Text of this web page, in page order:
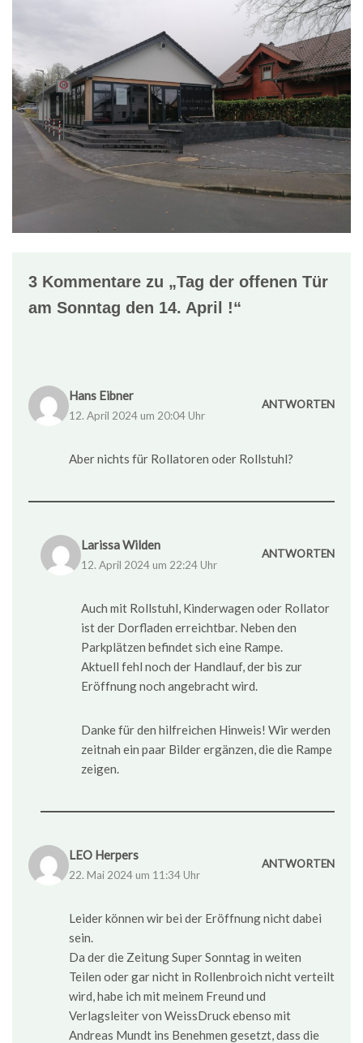
3 Kommentare zu „Tag der offenen Tür
am Sonntag den 14. April !“
Hans Eibner
12. April 2024 um 20:04 Uhr
ANTWORTEN
Aber nichts für Rollatoren oder Rollstuhl?
Larissa Wilden
12. April 2024 um 22:24 Uhr
ANTWORTEN
Auch mit Rollstuhl, Kinderwagen oder Rollator
ist der Dorfladen erreichtbar. Neben den
Parkplätzen befindet sich eine Rampe.
Aktuell fehl noch der Handlauf, der bis zur
Eröffnung noch angebracht wird.
Danke für den hilfreichen Hinweis! Wir werden
zeitnah ein paar Bilder ergänzen, die die Rampe
zeigen.
LEO Herpers
22. Mai 2024 um 11:34 Uhr
ANTWORTEN
Leider können wir bei der Eröffnung nicht dabei
sein.
Da der die Zeitung Super Sonntag in weiten
Teilen oder gar nicht in Rollenbroich nicht verteilt
wird, habe ich mit meinem Freund und
Verlagsleiter von WeissDruck ebenso mit
Andreas Mundt ins Benehmen gesetzt, dass die